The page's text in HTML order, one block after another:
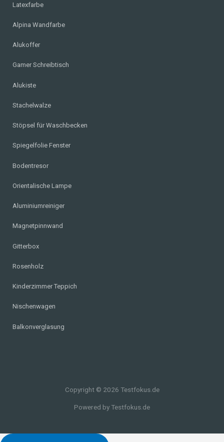
Latexfarbe
Alpina Wandfarbe
Alukoffer
Gamer Schreibtisch
Alukiste
Stachelwalze
Stöpsel für Waschbecken
Spiegelfolie Fenster
Bodentresor
Orientalische Lampe
Aluminiumreiniger
Magnetpinnwand
Gitterbox
Rosenholz
Kinderzimmer Teppich
Nischenwagen
Balkonverglasung
Copyright © 2026 Testfokus.de
Powered by Testfokus.de